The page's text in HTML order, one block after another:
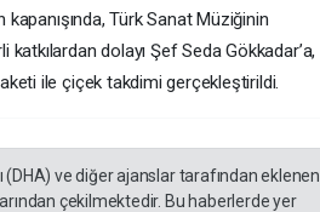
kapanışında, Türk Sanat Müziğinin
dolayı Şef Seda Gökkadar’a,
ile çiçek takdimi gerçekleştirildi.
(DHA) ve diğer ajanslar tarafından eklenen
çekilmektedir. Bu haberlerde yer